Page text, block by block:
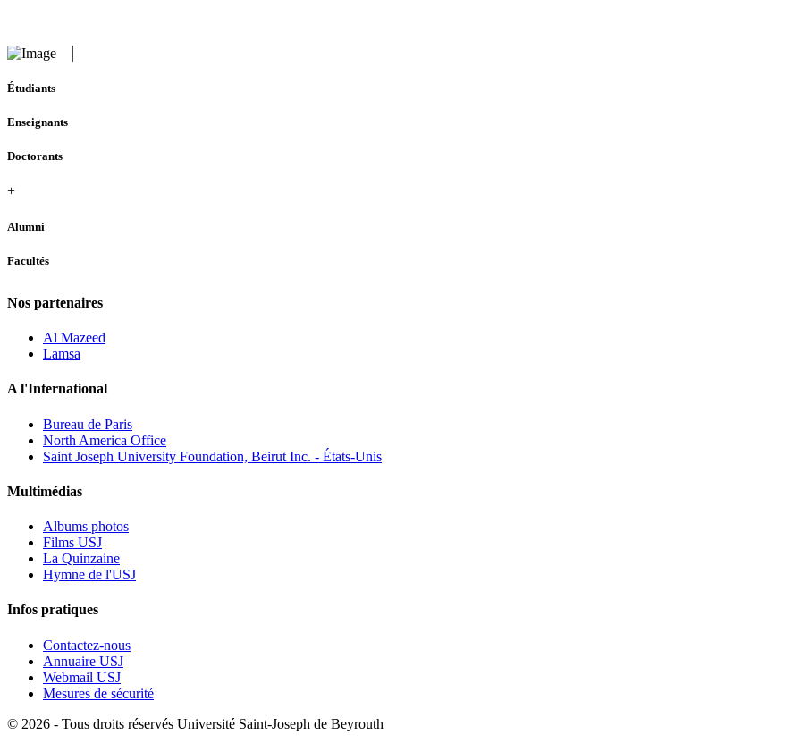
Étudiants
Enseignants
Doctorants
+
Alumni
Facultés
Nos partenaires
Al Mazeed
Lamsa
A l'International
Bureau de Paris
North America Office
Saint Joseph University Foundation, Beirut Inc. - États-Unis
Multimédias
Albums photos
Films USJ
La Quinzaine
Hymne de l'USJ
Infos pratiques
Contactez-nous
Annuaire USJ
Webmail USJ
Mesures de sécurité
© 2026 - Tous droits réservés Université Saint-Joseph de Beyrouth